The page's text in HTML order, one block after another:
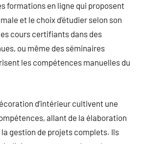
formations en ligne qui proposent
et le choix d’étudier selon son
cours certifiants dans des
ou même des séminaires
les compétences manuelles du
d’intérieur cultivent une
allant de la élaboration
la gestion de projets complets. Ils